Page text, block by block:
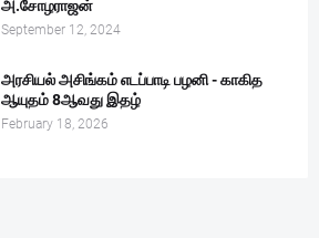
அ.சோழராஜன்
September 12, 2024
அரசியல் அசிங்கம் எடப்பாடி பழனி - காகித
ஆயுதம் 8ஆவது இதழ்
February 18, 2026